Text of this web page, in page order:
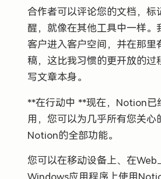
合作者可以评论您的文档，标
醒，就像在其他工具中一样。
客户进入客户空间，并在那里
稿，这比我习惯的更开放的过
写文章本身。
**在行动中 **现在，Notion已
用，您可以为几乎所有您关心
Notion的全部功能。
您可以在移动设备上、在Web
Windows应用程序上使用